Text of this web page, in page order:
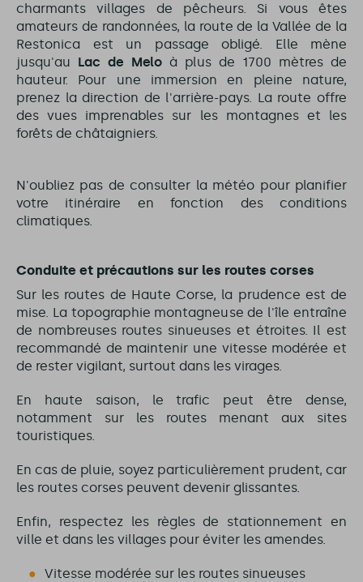
charmants villages de pêcheurs. Si vous êtes
amateurs de randonnées, la route de la Vallée de la
Restonica est un passage obligé. Elle mène
jusqu'au Lac de Melo à plus de 1700 mètres de
hauteur. Pour une immersion en pleine nature,
prenez la direction de l'arrière-pays. La route offre
des vues imprenables sur les montagnes et les
forêts de châtaigniers.
N'oubliez pas de consulter la météo pour planifier
votre itinéraire en fonction des conditions
climatiques.
Conduite et précautions sur les routes corses
Sur les routes de Haute Corse, la prudence est de
mise. La topographie montagneuse de l'île entraîne
de nombreuses routes sinueuses et étroites. Il est
recommandé de maintenir une vitesse modérée et
de rester vigilant, surtout dans les virages.
En haute saison, le trafic peut être dense,
notamment sur les routes menant aux sites
touristiques.
En cas de pluie, soyez particulièrement prudent, car
les routes corses peuvent devenir glissantes.
Enfin, respectez les règles de stationnement en
ville et dans les villages pour éviter les amendes.
Vitesse modérée sur les routes sinueuses